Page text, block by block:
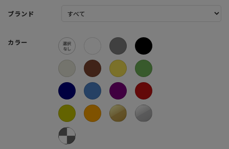
ブランド
カラー